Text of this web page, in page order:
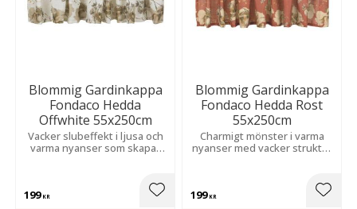
Blommig Gardinkappa
Fondaco Hedda
Offwhite 55x250cm
Vacker slubeffekt i ljusa och
varma nyanser som skapar
ombonad atmosfär i rummet.
199KR Lägg till i favoriter
Blommig Gardinkappa
Fondaco Hedda Rost
55x250cm
Charmigt mönster i varma
nyanser med vacker struktur
199KR